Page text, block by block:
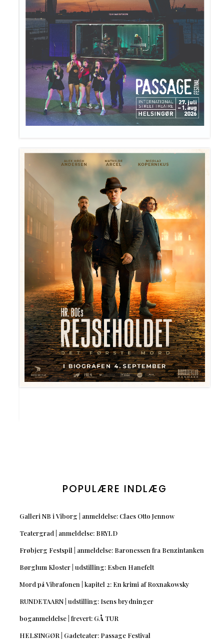
POPULÆRE INDLÆG
Galleri NB i Viborg | anmeldelse: Claes Otto Jennow
Teatergrad | anmeldelse: BRYLD
Frøbjerg Festspil | anmeldelse: Baronessen fra Benzintanken
Børglum Kloster | udstilling: Esben Hanefelt
Mord på Vibrafonen | kapitel 2: En krimi af Roxnakowsky
RUNDETAARN | udstilling: Isens brydninger
boganmeldelse | frevert: GÅ TUR
HELSINGØR | Gadeteater: Passage Festival